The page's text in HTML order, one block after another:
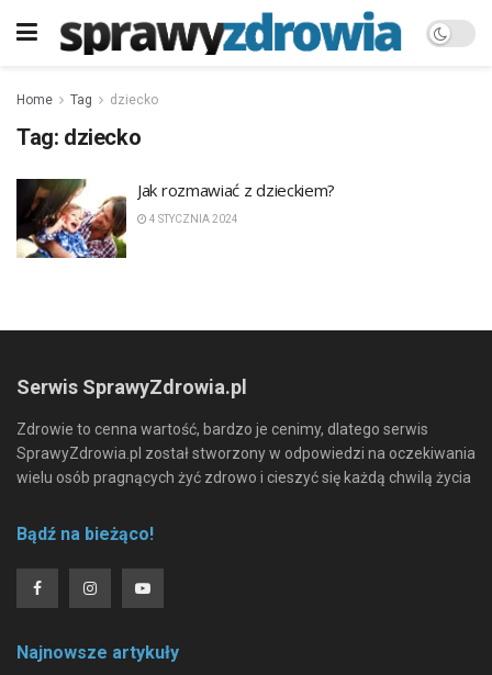
Home Tag dziecko
Tag: dziecko
Jak rozmawiać z dzieckiem?
4 STYCZNIA 2024
Serwis SprawyZdrowia.pl
Zdrowie to cenna wartość, bardzo je cenimy, dlatego serwis
SprawyZdrowia.pl został stworzony w odpowiedzi na oczekiwania
wielu osób pragnących żyć zdrowo i cieszyć się każdą chwilą życia
Bądź na bieżąco!
Najnowsze artykuły